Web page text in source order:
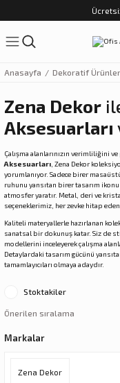
Tablolar
Anasayfa Dekoratif Ürünler
Zena Dekor
Aksesuarları
Çalışma alanlarınızın verimliliğini
Aksesuarları , Zena Dekor
yorumlanıyor. Sadece birer
ruhunu yansıtan birer tasarım
atmosfer yaratır. Metal, deri ve
seçeneklerimiz, her zevke hitap
Kaliteli materyallerle hazırlanan
sanatsal bir dokunuş katar. Siz de
modellerini inceleyerek çalışma
Detaylardaki tasarım gücünü
tamamlayıcıları olmaya adaydır.
Stoktakiler
Markalar
Zena Dekor